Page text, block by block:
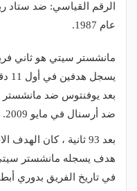
عام 1987.
مانشستر سيتي هو ثاني
ضد أرسنال في مايو 2009.
بعد 93 ثانية ، كان
هدف يسجله مانشستر سيتي
في تاريخ الفريق بدوري